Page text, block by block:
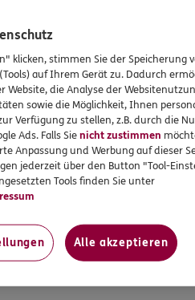
9696500
4519632
gestalten können:
um Versicherungen und
uns persönlich in Rehburg-
klicken, stimmen Sie der Speicherung
auf Ihrem Gerät zu. Dadurch
Website, die Analyse der
sowie die Möglichkeit, Ihnen
Verfügung zu stellen, z.B. durch die
Ads. Falls Sienicht zustimmen
Anpassung und Werbung auf dieser
jederzeit über den Button "Tool-
Tools finden Sie unter
Alle akzeptieren